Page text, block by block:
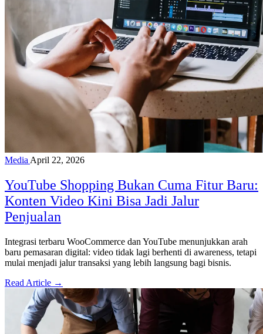
MediaApril 22, 2026
YouTube Shopping Bukan Cuma Fitur Baru:
Konten Video Kini Bisa Jadi Jalur
Penjualan
Integrasi terbaru WooCommerce dan YouTube menunjukkan arah
baru pemasaran digital: video tidak lagi berhenti di awareness, tetapi
mulai menjadi jalur transaksi yang lebih langsung bagi bisnis.
Read Article →